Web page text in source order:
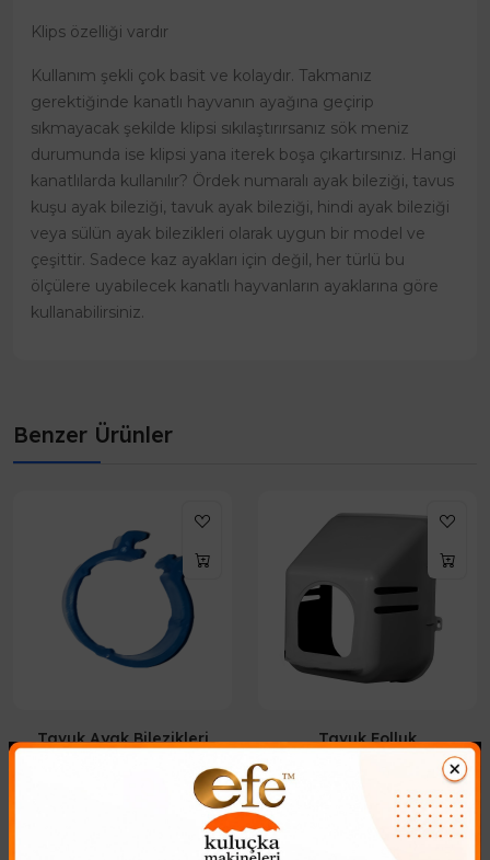
Klips özelliği vardır
Kullanım şekli çok basit ve kolaydır. Takmanız
gerektiğinde kanatlı hayvanın ayağına geçirip
sıkmayacak şekilde klipsi sıkılaştırırsanız sök meniz
durumunda ise klipsi yana iterek boşa çıkartırsınız. Hangi
kanatlılarda kullanılır? Ördek numaralı ayak bileziği, tavus
kuşu ayak bileziği, tavuk ayak bileziği, hindi ayak bileziği
veya sülün ayak bilezikleri olarak uygun bir model ve
çeşittir. Sadece kaz ayakları için değil, her türlü bu
ölçülere uyabilecek kanatlı hayvanların ayaklarına göre
kullanabilirsiniz.
Benzer Ürünler
Tavuk Ayak Bilezikleri
Tavuk Ayak Bilezikleri Kanatlı
ırkını cinslerinden ayırmanızı
Tavuk Folluk
Tavuk Folluk her türlü kanatlı
hayvanlar için uygun örneğin
tavuk ördek bıldırcın keklik gibi